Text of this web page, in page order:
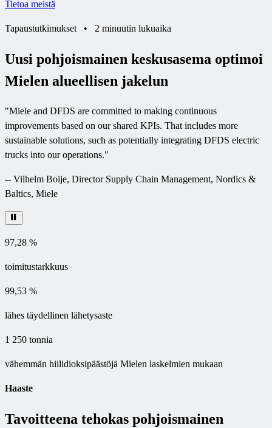
Tietoa meistä
Tapaustutkimukset • 2 minuutin lukuaika
Uusi pohjoismainen keskusasema optimoi
Mielen alueellisen jakelun
"Miele and DFDS are committed to making continuous
improvements based on our shared KPIs. That includes more
sustainable solutions, such as potentially integrating DFDS electric
trucks into our operations."
-- Vilhelm Boije, Director Supply Chain Management, Nordics &
Baltics, Miele
97,28 %
toimitustarkkuus
99,53 %
lähes täydellinen lähetysaste
1 250 tonnia
vähemmän hiilidioksipäästöjä Mielen laskelmien mukaan
Haaste
Tavoitteena tehokas pohjoismainen